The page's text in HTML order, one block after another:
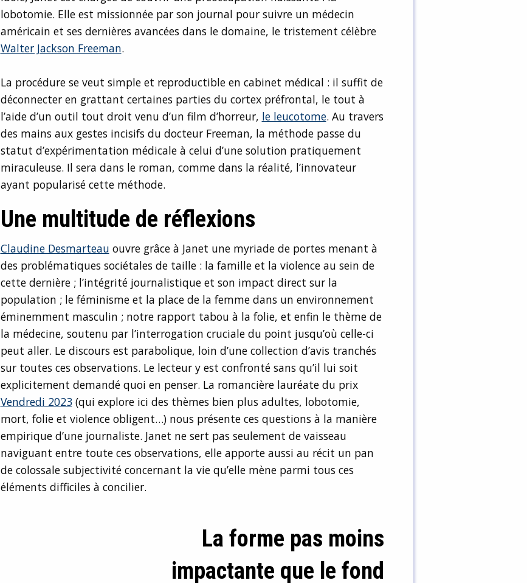
lobotomie. Elle est missionnée par son journal pour suivre un médecin
américain et ses dernières avancées dans le domaine, le tristement célèbre
Walter Jackson Freeman.
La procédure se veut simple et reproductible en cabinet médical : il suffit de
déconnecter en grattant certaines parties du cortex préfrontal, le tout à
l’aide d’un outil tout droit venu d’un film d’horreur, le leucotome. Au travers
des mains aux gestes incisifs du docteur Freeman, la méthode passe du
statut d’expérimentation médicale à celui d’une solution pratiquement
miraculeuse. Il sera dans le roman, comme dans la réalité, l’innovateur
ayant popularisé cette méthode.
Une multitude de réflexions
Claudine Desmarteau ouvre grâce à Janet une myriade de portes menant à
des problématiques sociétales de taille : la famille et la violence au sein de
cette dernière ; l’intégrité journalistique et son impact direct sur la
population ; le féminisme et la place de la femme dans un environnement
éminemment masculin ; notre rapport tabou à la folie, et enfin le thème de
la médecine, soutenu par l’interrogation cruciale du point jusqu’où celle-ci
peut aller. Le discours est parabolique, loin d’une collection d’avis tranchés
sur toutes ces observations. Le lecteur y est confronté sans qu’il lui soit
explicitement demandé quoi en penser. La romancière lauréate du prix
Vendredi 2023 (qui explore ici des thèmes bien plus adultes, lobotomie,
mort, folie et violence obligent…) nous présente ces questions à la manière
empirique d’une journaliste. Janet ne sert pas seulement de vaisseau
naviguant entre toute ces observations, elle apporte aussi au récit un pan
de colossale subjectivité concernant la vie qu’elle mène parmi tous ces
éléments difficiles à concilier.
La forme pas moins
impactante que le fond